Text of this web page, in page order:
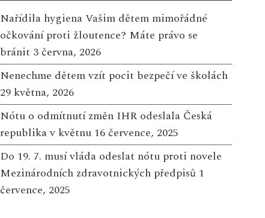
Nařídila hygiena Vašim dětem mimořádné
očkování proti žloutence? Máte právo se
bránit 3 června, 2026
Nenechme dětem vzít pocit bezpečí ve školách
29 května, 2026
Nótu o odmítnutí změn IHR odeslala Česká
republika v květnu 16 července, 2025
Do 19. 7. musí vláda odeslat nótu proti novele
Mezinárodních zdravotnických předpisů 1
července, 2025